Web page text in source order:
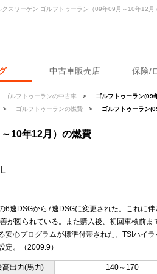
中古車販売店 保険/
ゴルフトゥーランの中古車 >
ゴルフトゥーラン(09
> ゴルフトゥーランの燃費 > ゴルフトゥーラン
クスワーゲン ゴルフトゥーラン（09年09月～10年12
10年12月）の燃費
6速DSGから7速DSGに変更された。これに伴
が図られている。また購入後、初回車検前ま
安心プログラムが標準付帯された。TSIハイラ
定。（2009.9）
高出力(馬力)
140～170